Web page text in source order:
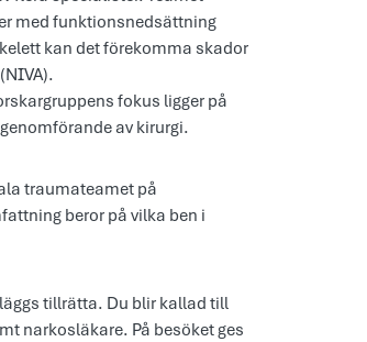
med funktionsnedsättning
kan det förekomma skador
fokus ligger på
av kirurgi.
traumateamet på
beror på vilka ben i
tillrätta. Du blir kallad till
narkosläkare. På besöket ges